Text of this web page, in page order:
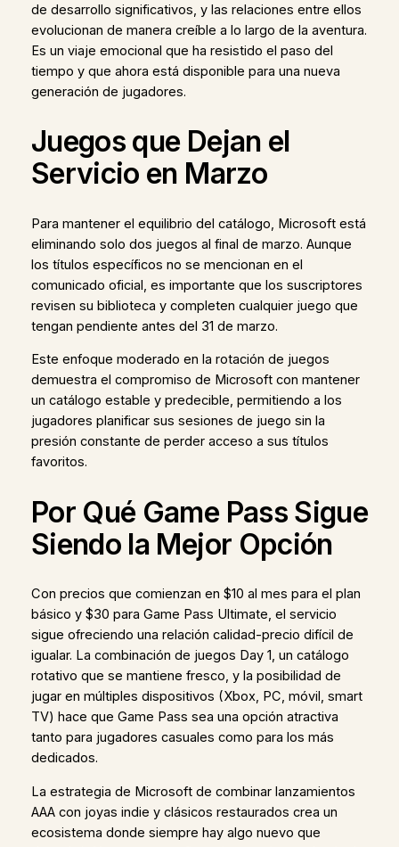
de desarrollo significativos, y las relaciones entre ellos
evolucionan de manera creíble a lo largo de la aventura.
Es un viaje emocional que ha resistido el paso del
tiempo y que ahora está disponible para una nueva
generación de jugadores.
Juegos que Dejan el
Servicio en Marzo
Para mantener el equilibrio del catálogo, Microsoft está
eliminando solo dos juegos al final de marzo. Aunque
los títulos específicos no se mencionan en el
comunicado oficial, es importante que los suscriptores
revisen su biblioteca y completen cualquier juego que
tengan pendiente antes del 31 de marzo.
Este enfoque moderado en la rotación de juegos
demuestra el compromiso de Microsoft con mantener
un catálogo estable y predecible, permitiendo a los
jugadores planificar sus sesiones de juego sin la
presión constante de perder acceso a sus títulos
favoritos.
Por Qué Game Pass Sigue
Siendo la Mejor Opción
Con precios que comienzan en $10 al mes para el plan
básico y $30 para Game Pass Ultimate, el servicio
sigue ofreciendo una relación calidad-precio difícil de
igualar. La combinación de juegos Day 1, un catálogo
rotativo que se mantiene fresco, y la posibilidad de
jugar en múltiples dispositivos (Xbox, PC, móvil, smart
TV) hace que Game Pass sea una opción atractiva
tanto para jugadores casuales como para los más
dedicados.
La estrategia de Microsoft de combinar lanzamientos
AAA con joyas indie y clásicos restaurados crea un
ecosistema donde siempre hay algo nuevo que